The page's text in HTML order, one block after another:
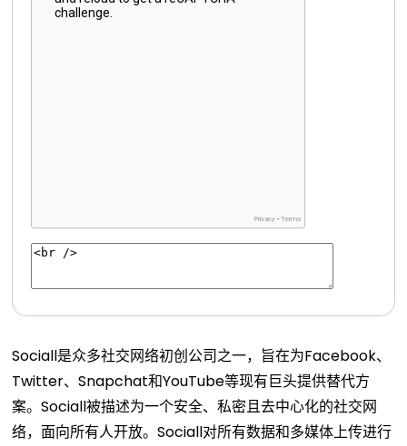
Sociall是众多社交网络初创公司之一，旨在为Facebook、
Twitter、Snapchat和YouTube等现有巨头提供替代方
案。Sociall被描述为一个安全、私密且去中心化的社交网
络，面向所有人开放。Sociall对所有数据和多媒体上传进行